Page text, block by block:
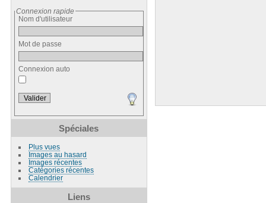
Connexion rapide
Nom d'utilisateur
Mot de passe
Connexion auto
Spéciales
Plus vues
Images au hasard
Images récentes
Catégories récentes
Calendrier
Liens